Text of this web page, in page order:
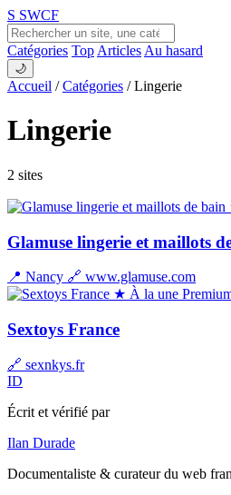
S SWCF
Catégories Top Articles Au hasard
🌙
Accueil /Catégories /Lingerie
Lingerie
2 sites
Glamuse lingerie et maillots
📍 Nancy 🔗 www.glamuse.com
★ À la une
Sextoys France
🔗 sexnkys.fr
ID
Écrit et vérifié par
Ilan Durade
Documentaliste & curateur du web